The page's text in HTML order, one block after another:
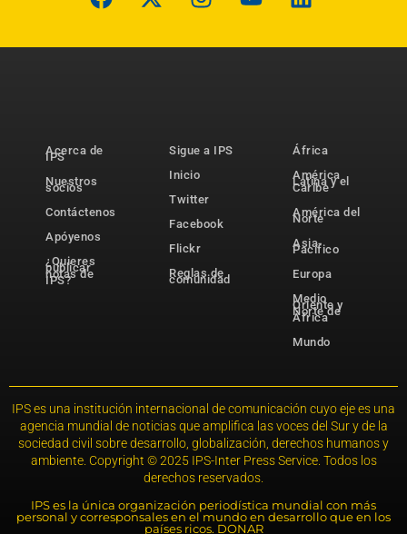
Acerca de
IPS
Nuestros
socios
Contáctenos
Apóyenos
¿Quieres
publicar
notas de
IPS?
Sigue a IPS
Inicio
Twitter
Facebook
Flickr
Reglas de
comunidad
África
América
Latina y el
Caribe
América del
Norte
Asia-
Pacífico
Europa
Medio
Oriente y
Norte de
África
Mundo
IPS es una institución internacional de comunicación cuyo eje es una
agencia mundial de noticias que amplifica las voces del Sur y de la
sociedad civil sobre desarrollo, globalización, derechos humanos y
ambiente. Copyright © 2025 IPS-Inter Press Service. Todos los
derechos reservados.
IPS es la única organización periodística mundial con más
personal y corresponsales en el mundo en desarrollo que en los
países ricos. DONAR